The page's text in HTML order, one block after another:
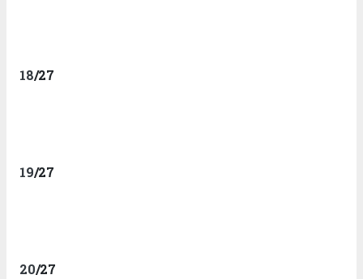
18/27
19/27
20/27